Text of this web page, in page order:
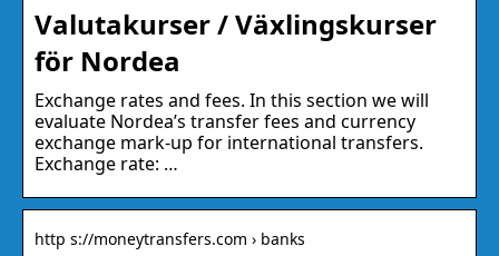
Valutakurser / Växlingskurser
för Nordea
Exchange rates and fees. In this section we will
evaluate Nordea’s transfer fees and currency
exchange mark-up for international transfers.
Exchange rate: …
http s://moneytransfers.com › banks